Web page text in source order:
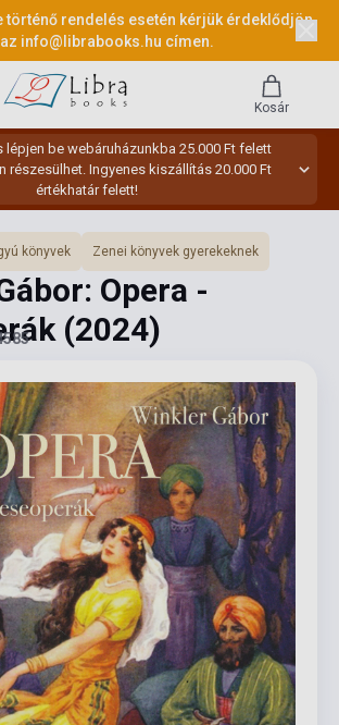
történő rendelés esetén kérjük érdeklődjön
az info@librabooks.hu címen.
lépjen be webáruházunkba 25.000 Ft felett
részesülhet. Ingyenes kiszállítás 20.000 Ft
értékhatár felett!
Kosár
könyvek Zenei könyvek gyerekeknek
Opera -
(2024)